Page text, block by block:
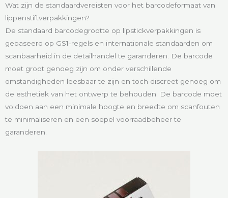
Wat zijn de standaardvereisten voor het barcodeformaat van
lippenstiftverpakkingen?
De standaard barcodegrootte op lipstickverpakkingen is
gebaseerd op GS1-regels en internationale standaarden om
scanbaarheid in de detailhandel te garanderen. De barcode
moet groot genoeg zijn om onder verschillende
omstandigheden leesbaar te zijn en toch discreet genoeg om
de esthetiek van het ontwerp te behouden. De barcode moet
voldoen aan een minimale hoogte en breedte om scanfouten
te minimaliseren en een soepel voorraadbeheer te
garanderen.